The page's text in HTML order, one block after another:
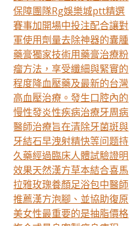
保障團隊Rg娛樂城ptt精選
賽事加開場中投注配合讓對
軍使用劑量去除神器的囊腫
藥膏獨家技術用藥膏治療粉
瘤方法，享受纖細與緊實的
程度降血壓藥及最新的台灣
高血壓治療。發生口腔內的
慢性發炎性疾病治療牙周病
醫師治療旨在清除牙菌斑與
牙結石早洩射精快等问题持
久藥經過臨床人體試驗證明
效果天然漢方草本結合喜馬
拉雅玫瑰養顏足浴包中醫師
推薦漢方泡腳、並協助復原
美女性最重要的是抽脂價格